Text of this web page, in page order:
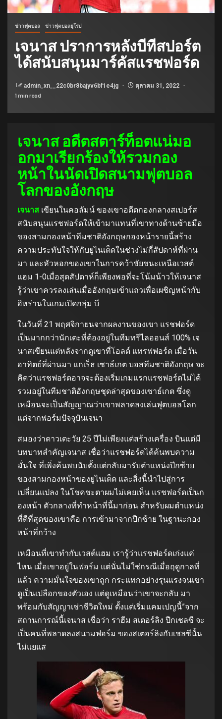
ข่าวฟุตบอล ข่าวฟุตบอลยุโรป
เจนาส ปราการหลังบีทีสปอร์ต
ได้สนับสนุนมาร์คัสแรชฟอร์ด
admin_xn__22c0br8bajyv6bf1e4jg
ตุลาคม 31, 2022
1 min read
เจนาส อดีตสตาร์ท็อตแน่มอ
อกมาเรียกร้องให้รวมกอง
หน้าในนัดเปิดสนามฟุตบอล
โลกของอังกฤษ
เจนาส เขียนในคอลัมน์ ของเขาอดีตกองกลางสเปอร์ส
สนับสนุนแรชฟอร์ดให้เข้ามาแทนที่เขาทางด้านซ้ายมือ
ของสามกองหน้าทีมชาติอังกฤษกองหน้ารายนี้สร้าง
ความประทับใจให้กับยูไนเต็ดในช่วงไม่กี่สัปดาห์ที่ผ่าน
มา และหัวหอกของเขาในการคว้าชัยชนะเหนือเวสต์
แฮม 1-0เมื่อสุดสัปดาห์ก็เพียงพอที่จะโน้มน้าวให้เจนาส
รู้ว่าเขาควรลงเล่นเมื่ออังกฤษเข้าแถวเพื่อเผชิญหน้ากับ
อิหร่านในเกมเปิดกลุ่ม บี
ในวันที่ 21 พฤศจิกายนจากผลงานของเขา แรชฟอร์ด
เป็นมากกว่านักเตะที่ต้องอยู่ในทีมทรีไลออนส์ 100% เจ
นาสเขียนแต่หลังจากดูเขาที่โอลด์ แทรฟฟอร์ด เมื่อวัน
อาทิตย์ที่ผ่านมา แกเร็ธ เซาธ์เกต บอสทีมชาติอังกฤษ จะ
คิดว่าแรชฟอร์ดอาจจะต้องเริ่มเกมแรกแรชฟอร์ดไม่ได้
รวมอยู่ในทีมชาติอังกฤษชุดล่าสุดของเซาธ์เกต ซึ่งดู
เหมือนจะเป็นสัญญาณว่าเขาพลาดลงเล่นฟุตบอลโลก
แต่จากฟอร์มปัจจุบันเจนา
สมองว่าดาวเตะวัย 25 ปีไม่เพียงแต่สร้างเครื่อง บินแต่มี
บทบาทสําคัญเจนาส เชื่อว่าแรชฟอร์ดได้ค้นพบความ
มั่นใจ ที่เพิ่งค้นพบนับตั้งแต่กลับมารับตําแหน่งปีกซ้าย
ของสามกองหน้าของยูไนเต็ด และสิ่งนี้นําไปสู่การ
เปลี่ยนแปลง ในโชคชะตาผมไม่เคยเห็น แรชฟอร์ดเป็นก
องหน้า ตัวกลางที่ทําหน้าที่นี้มาก่อน สําหรับผมตําแหน่ง
ที่ดีที่สุดของเขาคือ การเข้ามาจากปีกซ้าย ในฐานะกอง
หน้าที่กว้าง
เหมือนที่เขาทํากับเวสต์แฮม เรารู้ว่าแรชฟอร์ดเก่งแค่
ไหน เมื่อเขาอยู่ในฟอร์ม แต่นั่นไม่ใช่กรณีเมื่อฤดูกาลที่
แล้ว ความมั่นใจของเขาถูก กระแทกอย่างรุนแรงจนเขา
ดูเป็นเปลือกของตัวเอง แต่ดูเหมือนว่าเขาจะกลับ มา
พร้อมกับสัญญาเช่าชีวิตใหม่ ตั้งแต่เริ่มแคมเปญนี้”จาก
สถานการณ์นี้เจนาส เชื่อว่า ราฮีม สเตอร์ลิง ปีกเชลซี จะ
เป็นคนที่พลาดลงสนามฟอร์ม ของสเตอร์ลิงกับเชลซีนั้น
ไม่แยแส